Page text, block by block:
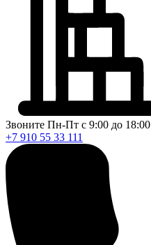
Звоните Пн-Пт с 9:00 до 18:00
+7 910 55 33 111